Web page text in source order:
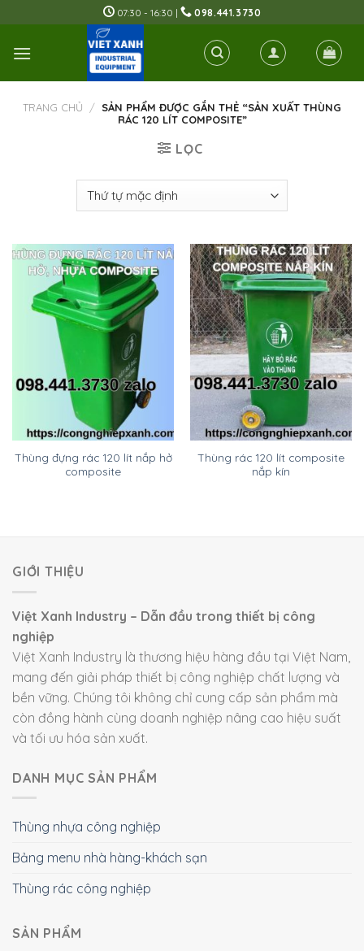
to
content
07:30 - 16:30 | 098.441.3730
TRANG CHỦ / SẢN PHẨM ĐƯỢC GẮN THẺ “SẢN XUẤT THÙNG
RÁC 120 LÍT COMPOSITE”
LỌC
Thùng đựng rác 120 lít nắp hở
composite
Thùng rác 120 lít composite
nắp kín
GIỚI THIỆU
Việt Xanh Industry – Dẫn đầu trong thiết bị công
nghiệp
Việt Xanh Industry là thương hiệu hàng đầu tại Việt Nam,
mang đến giải pháp thiết bị công nghiệp chất lượng và
bền vững. Chúng tôi không chỉ cung cấp sản phẩm mà
còn đồng hành cùng doanh nghiệp nâng cao hiệu suất
và tối ưu hóa sản xuất.
DANH MỤC SẢN PHẨM
Thùng nhựa công nghiệp
Bảng menu nhà hàng-khách sạn
Thùng rác công nghiệp
SẢN PHẨM